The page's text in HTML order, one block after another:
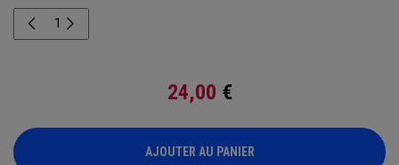
24,00 €
AJOUTER AU PANIER